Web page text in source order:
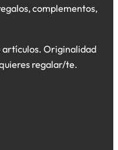
complementos,
artículos. Originalidad
regalar/te.